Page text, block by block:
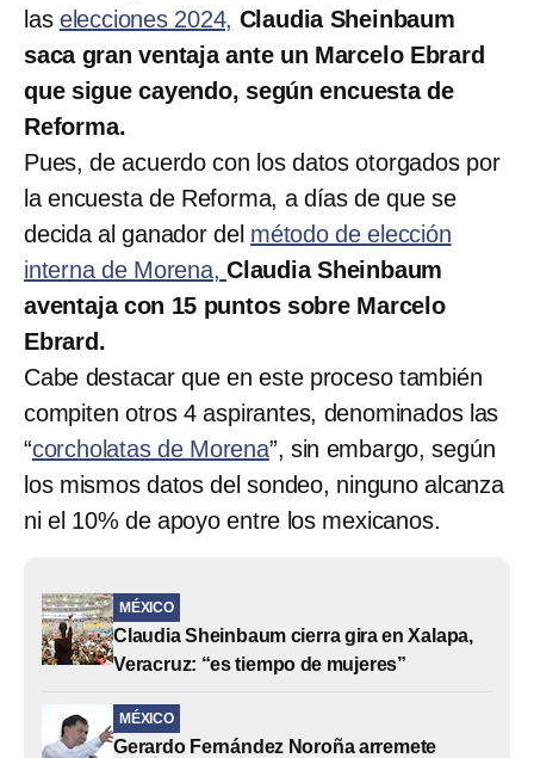
las elecciones 2024, Claudia Sheinbaum
saca gran ventaja ante un Marcelo Ebrard
que sigue cayendo, según encuesta de
Reforma.
Pues, de acuerdo con los datos otorgados por
la encuesta de Reforma, a días de que se
decida al ganador del método de elección
interna de Morena,Claudia Sheinbaum
aventaja con 15 puntos sobre Marcelo
Ebrard.
Cabe destacar que en este proceso también
compiten otros 4 aspirantes, denominados las
“corcholatas de Morena”, sin embargo, según
los mismos datos del sondeo, ninguno alcanza
ni el 10% de apoyo entre los mexicanos.
MÉXICO
Claudia Sheinbaum cierra gira en Xalapa,
Veracruz: “es tiempo de mujeres”
MÉXICO
Gerardo Fernández Noroña arremete